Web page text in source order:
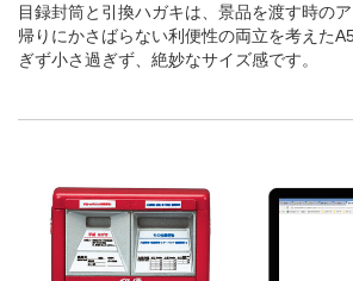
目録封筒と引換ハガキは、景品を渡す時の
帰りにかさばらない利便性の両立を考えた
ぎず小さ過ぎず、絶妙なサイズ感です。